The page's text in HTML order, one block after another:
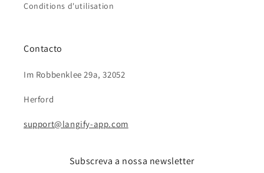
Conditions d'utilisation
Contacto
Im Robbenklee 29a, 32052
Herford
support@langify-app.com
Subscreva a nossa newsletter